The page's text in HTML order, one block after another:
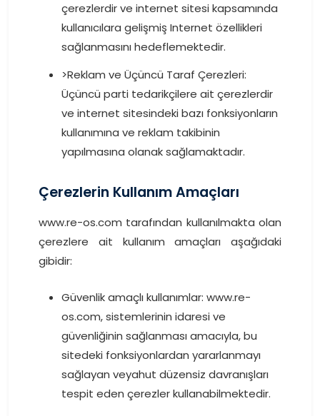
çerezlerdir ve internet sitesi kapsamında
kullanıcılara gelişmiş Internet özellikleri
sağlanmasını hedeflemektedir.
>Reklam ve Üçüncü Taraf Çerezleri:
Üçüncü parti tedarikçilere ait çerezlerdir
ve internet sitesindeki bazı fonksiyonların
kullanımına ve reklam takibinin
yapılmasına olanak sağlamaktadır.
Çerezlerin Kullanım Amaçları
www.re-os.com tarafından kullanılmakta olan
çerezlere ait kullanım amaçları aşağıdaki
gibidir:
Güvenlik amaçlı kullanımlar: www.re-
os.com, sistemlerinin idaresi ve
güvenliğinin sağlanması amacıyla, bu
sitedeki fonksiyonlardan yararlanmayı
sağlayan veyahut düzensiz davranışları
tespit eden çerezler kullanabilmektedir.